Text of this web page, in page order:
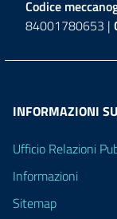
Codice
84001780653 |
INFORMAZIONI
Ufficio Relazioni
Informazioni
Sitemap